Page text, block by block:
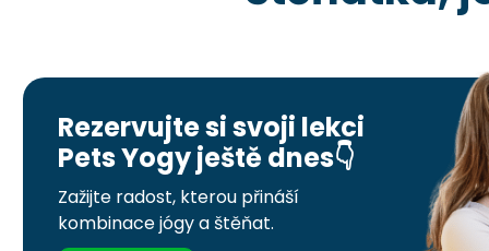
Rezervujte si svoji lekci
Pets Yogy ještě dnes👇
Zažijte radost, kterou přináší
kombinace jógy a štěňat.